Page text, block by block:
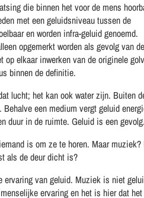
die binnen het voor de mens
met een geluidsniveau tussen de
en worden infra-geluid genoemd.
opgemerkt worden als gevolg van de
elkaar inwerken van de originele
binnen de definitie.
lucht; het kan ook water zijn. Buiten
een medium vergt geluid
duur in de ruimte. Geluid is een gevolg.
is om ze te horen. Maar muziek?
als de deur dicht is?
ervaring van geluid. Muziek is niet
ervaring en het is hier dat het